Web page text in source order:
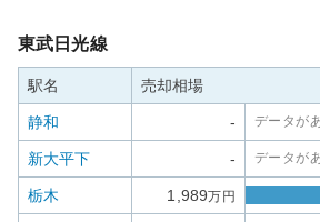
東武日光線
駅名 売却相場
静和 - データが
新大平下 - データが
栃木 1,989万円